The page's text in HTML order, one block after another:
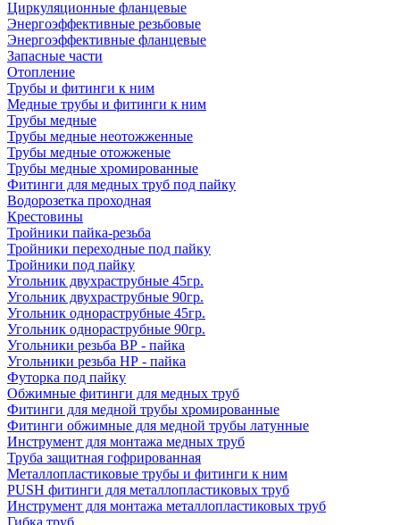
Циркуляционные фланцевые
Энергоэффективные резьбовые
Энергоэффективные фланцевые
Запасные части
Отопление
Трубы и фитинги к ним
Медные трубы и фитинги к ним
Трубы медные
Трубы медные неотожженные
Трубы медные отожженые
Трубы медные хромированные
Фитинги для медных труб под пайку
Водорозетка проходная
Крестовины
Тройники пайка-резьба
Тройники переходные под пайку
Тройники под пайку
Угольник двухраструбные 45гр.
Угольник двухраструбные 90гр.
Угольник однораструбные 45гр.
Угольник однораструбные 90гр.
Угольники резьба ВР - пайка
Угольники резьба НР - пайка
Футорка под пайку
Обжимные фитинги для медных труб
Фитинги для медной трубы хромированные
Фитинги обжимные для медной трубы латунные
Инструмент для монтажа медных труб
Труба защитная гофрированная
Металлопластиковые трубы и фитинги к ним
PUSH фитинги для металлопластиковых труб
Инструмент для монтажа металлопластиковых труб
Гибка труб